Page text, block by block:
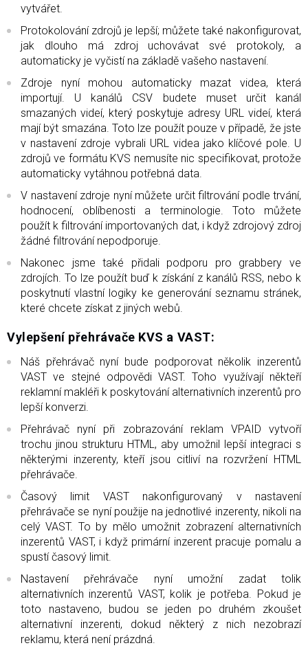
vytvářet.
Protokolování zdrojů je lepší; můžete také nakonfigurovat,
jak dlouho má zdroj uchovávat své protokoly, a
automaticky je vyčistí na základě vašeho nastavení.
Zdroje nyní mohou automaticky mazat videa, která
importují. U kanálů CSV budete muset určit kanál
smazaných videí, který poskytuje adresy URL videí, která
mají být smazána. Toto lze použít pouze v případě, že jste
v nastavení zdroje vybrali URL videa jako klíčové pole. U
zdrojů ve formátu KVS nemusíte nic specifikovat, protože
automaticky vytáhnou potřebná data.
V nastavení zdroje nyní můžete určit filtrování podle trvání,
hodnocení, oblíbenosti a terminologie. Toto můžete
použít k filtrování importovaných dat, i když zdrojový zdroj
žádné filtrování nepodporuje.
Nakonec jsme také přidali podporu pro grabbery ve
zdrojích. To lze použít buď k získání z kanálů RSS, nebo k
poskytnutí vlastní logiky ke generování seznamu stránek,
které chcete získat z jiných webů.
Vylepšení přehrávače KVS a VAST:
Náš přehrávač nyní bude podporovat několik inzerentů
VAST ve stejné odpovědi VAST. Toho využívají někteří
reklamní makléři k poskytování alternativních inzerentů pro
lepší konverzi.
Přehrávač nyní při zobrazování reklam VPAID vytvoří
trochu jinou strukturu HTML, aby umožnil lepší integraci s
některými inzerenty, kteří jsou citliví na rozvržení HTML
přehrávače.
Časový limit VAST nakonfigurovaný v nastavení
přehrávače se nyní použije na jednotlivé inzerenty, nikoli na
celý VAST. To by mělo umožnit zobrazení alternativních
inzerentů VAST, i když primární inzerent pracuje pomalu a
spustí časový limit.
Nastavení přehrávače nyní umožní zadat tolik
alternativních inzerentů VAST, kolik je potřeba. Pokud je
toto nastaveno, budou se jeden po druhém zkoušet
alternativní inzerenti, dokud některý z nich nezobrazí
reklamu, která není prázdná.